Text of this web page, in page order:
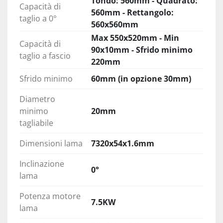
carter di protezione è segnalata tramite
microinterruttori. La macchina permette di
visualizzare anomalie di funzionamento
attraverso il display.
Completa accessibilità
Il sistema di carter integrale su tutti i lati non
pregiudica in alcun modo l'accessibilità ad ogni
componente (meccanico ed elettronico) della
macchina: in caso di manutenzione ordinaria e
straordinaria, l'operatore ha accesso a tutte le
parti interne grazie ai carter apribili. La pulizia
della vasca di raccolta avviene tramite pompa a
livello.
Arco a doppia struttura
Pensato per avere la massima resistenza su
grosse sezioni e la massima stabilità durante il
Capacità di
taglio a 0°
560mm - Rettangolo:
560x560mm
Capacità di
taglio a fascio
Max 550x520mm - Min
90x10mm - Sfrido minimo
220mm
Sfrido minimo
60mm (in opzione 30mm)
Diametro
minimo
tagliabile
20mm
Dimensioni lama
7320x54x1.6mm
Inclinazione
lama
0°
Potenza motore
lama
7.5KW